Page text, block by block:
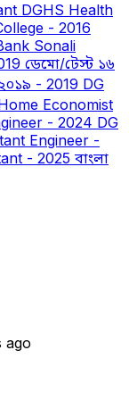
DGHS Health
- 2016
Sonali
ডেমো/টেস্ট ১৬
- 2019 DG
Economist
- 2024 DG
Engineer -
- 2025 বাংলা
ago